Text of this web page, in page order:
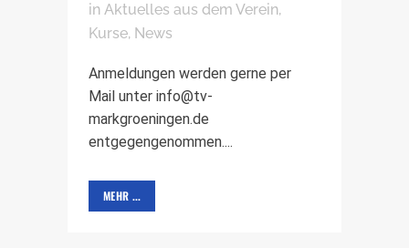
in Aktuelles aus dem Verein,
Kurse, News
Anmeldungen werden gerne per
Mail unter info@tv-
markgroeningen.de
entgegengenommen....
MEHR ...